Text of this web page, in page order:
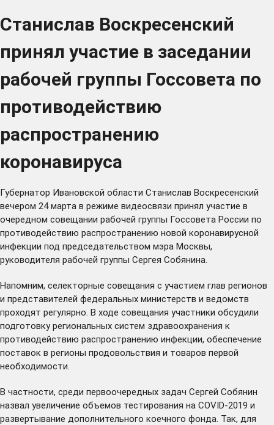
Станислав Воскресенский
принял участие в заседании
рабочей группы Госсовета по
противодействию
распространению
коронавируса
Губернатор Ивановской области Станислав Воскресенский
вечером 24 марта в режиме видеосвязи принял участие в
очередном совещании рабочей группы Госсовета России по
противодействию распространению новой коронавирусной
инфекции под председательством мэра Москвы,
руководителя рабочей группы Сергея Собянина.
Напомним, селекторные совещания с участием глав регионов
и представителей федеральных министерств и ведомств
проходят регулярно. В ходе совещания участники обсудили
подготовку региональных систем здравоохранения к
противодействию распространению инфекции, обеспечение
поставок в регионы продовольствия и товаров первой
необходимости.
В частности, среди первоочередных задач Сергей Собянин
назвал увеличение объемов тестирования на COVID-2019 и
развертывание дополнительного коечного фонда. Так, для